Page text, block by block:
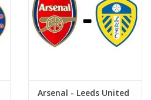
Arsenal - Leeds United